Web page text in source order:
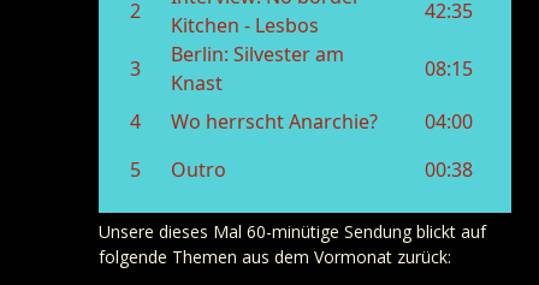
Unsere dieses Mal 60-minütige Sendung blickt auf
folgende Themen aus dem Vormonat zurück: